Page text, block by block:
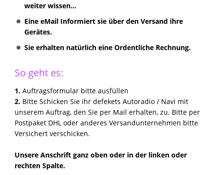
weiter wissen...
Eine eMail Informiert sie über den Versand ihre
Gerätes.
Sie erhalten natürlich eine Ordentliche Rechnung.
So geht es:
1. Auftragsformular bitte ausfüllen
2. Bitte Schicken Sie ihr defekets Autoradio / Navi mit
unserem Auftrag, den Sie per Mail erhalten, zu. Bitte per
Postpaket DHL oder anderes Versandunternehmen bitte
Versichert verschicken.
Unsere Anschrift ganz oben oder in der linken oder
rechten Spalte.